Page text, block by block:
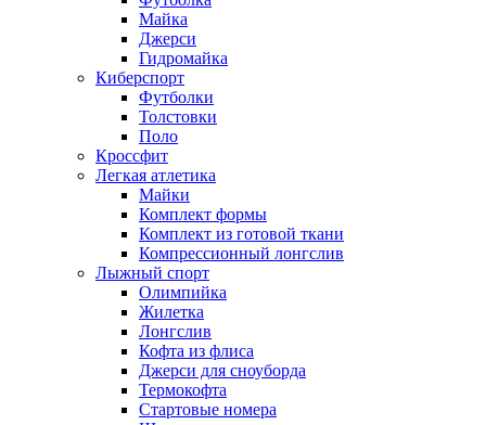
Майка
Джерси
Гидромайка
Киберспорт
Футболки
Толстовки
Поло
Кроссфит
Легкая атлетика
Майки
Комплект формы
Комплект из готовой ткани
Компрессионный лонгслив
Лыжный спорт
Олимпийка
Жилетка
Лонгслив
Кофта из флиса
Джерси для сноуборда
Термокофта
Стартовые номера